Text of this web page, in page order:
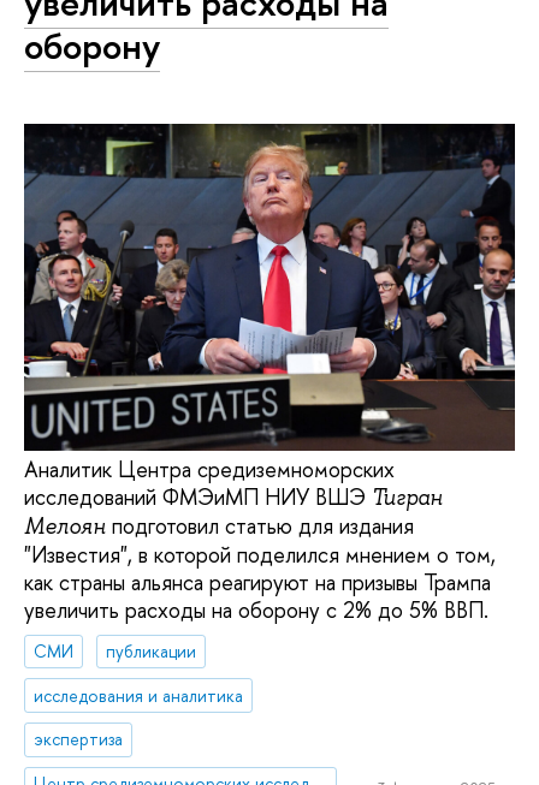
оборону
Аналитик Центра средиземноморских
исследований ФМЭиМП НИУ ВШЭ Тигран
Мелоян подготовил статью для издания
"Известия", в которой поделился мнением о том,
как страны альянса реагируют на призывы Трампа
увеличить расходы на оборону с 2% до 5% ВВП.
СМИ
публикации
исследования и аналитика
экспертиза